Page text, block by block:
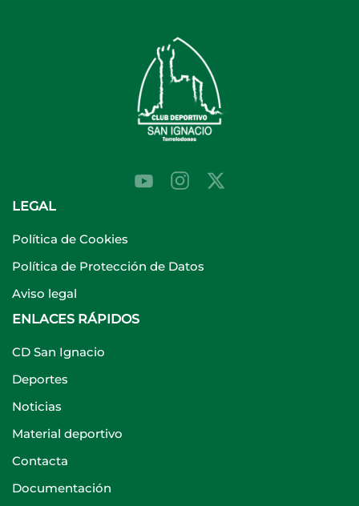
LEGAL
Política de Cookies
Política de Protección de Datos
Aviso legal
ENLACES RÁPIDOS
CD San Ignacio
Deportes
Noticias
Material deportivo
Contacta
Documentación